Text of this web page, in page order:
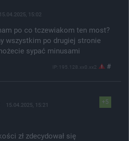
15.04.2025, 15:02
po co tczewiakom ten most?
wszystkim po drugiej stronie
sypać minusami
IP: 195.128.xx0.xx2 #
+5
15.04.2025, 15:21
zł zdecydował się